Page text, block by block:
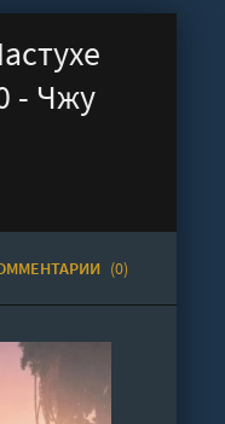
- Чжу
(0)